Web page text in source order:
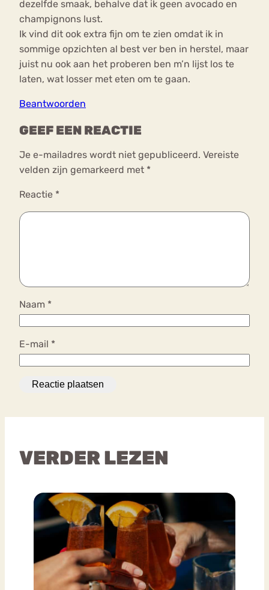
dezelfde smaak, behalve dat ik geen avocado en
champignons lust.
Ik vind dit ook extra fijn om te zien omdat ik in
sommige opzichten al best ver ben in herstel, maar
juist nu ook aan het proberen ben m’n lijst los te
laten, wat losser met eten om te gaan.
Beantwoorden
GEEF EEN REACTIE
Je e-mailadres wordt niet gepubliceerd. Vereiste
velden zijn gemarkeerd met *
Reactie *
Naam *
E-mail *
VERDER LEZEN